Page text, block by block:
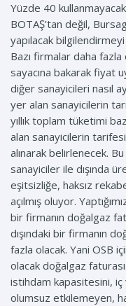
Yüzde 40
BOTAŞ’tan değil,
yapılacak
Bazı firmalar daha fazla
sayacına bakarak fiyat
diğer sanayicileri nasıl
yer alan sanayicilerin
yıllık toplam tüketimi
alan sanayicilerin tarifesi
alınarak belirlenecek.
sanayiciler ile dışında
eşitsizliğe, haksız
açılmış oluyor.
bir firmanın doğalgaz
dışındaki bir firmanın
fazla olacak. Yani OSB
olacak doğalgaz
istihdam kapasitesini, iç
olumsuz etkilemeyen,